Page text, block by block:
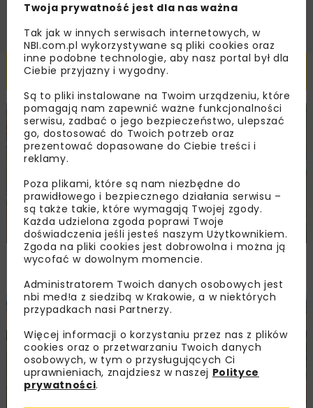
Powiązane artykuły
DROGI INWESTYCJE WIADOMOŚCI
Remont nawierzchni na węzłach A4.
DROGI INWESTYCJE
Twoja prywatność jest dla nas ważna
Tak jak w innych serwisach internetowych, w
NBI.com.pl wykorzystywane są pliki cookies oraz
inne podobne technologie, aby nasz portal był dla
Ciebie przyjazny i wygodny.
Są to pliki instalowane na Twoim urządzeniu, które
pomagają nam zapewnić ważne funkcjonalności
serwisu, zadbać o jego bezpieczeństwo, ulepszać
go, dostosować do Twoich potrzeb oraz
prezentować dopasowane do Ciebie treści i
reklamy.
Poza plikami, które są nam niezbędne do
prawidłowego i bezpiecznego działania serwisu –
są także takie, które wymagają Twojej zgody.
Każda udzielona zgoda poprawi Twoje
doświadczenia jeśli jesteś naszym Użytkownikiem.
Zgoda na pliki cookies jest dobrowolna i można ją
wycofać w dowolnym momencie.
Administratorem Twoich danych osobowych jest
nbi med!a z siedzibą w Krakowie, a w niektórych
przypadkach nasi Partnerzy.
Więcej informacji o korzystaniu przez nas z plików
cookies oraz o przetwarzaniu Twoich danych
osobowych, w tym o przysługujących Ci
uprawnieniach, znajdziesz w naszej Polityce
prywatności.